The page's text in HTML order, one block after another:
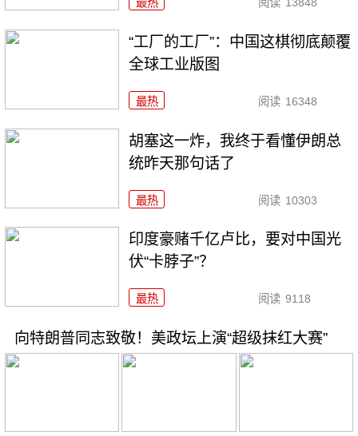
“工厂的工厂”：中国这棋彻底颠覆
全球工业版图
最热 阅读 16348
胡塞这一炸，我终于看懂伊朗总
统昨天那句话了
最热 阅读 10303
印度豪赌千亿卢比，要对中国光
伏“卡脖子”？
最热 阅读 9118
向特朗普同志致敬！美政坛上演“超级抹红大赛”